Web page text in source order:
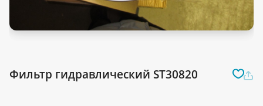
Фильтр гидравлический ST30820